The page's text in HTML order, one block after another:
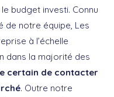
budget investi. Connu
de notre équipe, Les
à l’échelle
dans la majorité des
certain de contacter
. Outre notre